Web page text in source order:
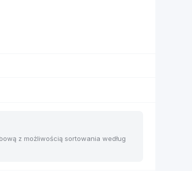
z możliwością sortowania według